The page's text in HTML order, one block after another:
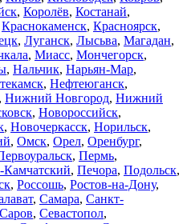
, Королёв, Костанай,
Краснокаменск, Красноярск,
, Луганск, Лысьва, Магадан,
, Миасс, Мончегорск,
, Нальчик, Нарьян-Мар,
, Нефтеюганск,
, Нижний Новгород, Нижний
, Новороссийск,
, Новочеркасск, Норильск,
, Омск, Орел, Оренбург,
, Пермь,
Камчатский, Печора, Подольск,
, Россошь, Ростов-на-Дону,
, Самара, Санкт-
Саров, Севастопол,